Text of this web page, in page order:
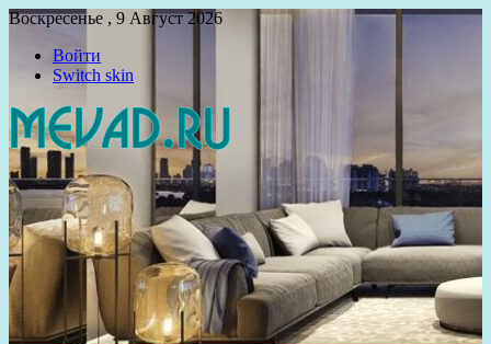
Воскресенье , 9 Август 2026
Войти
Switch skin